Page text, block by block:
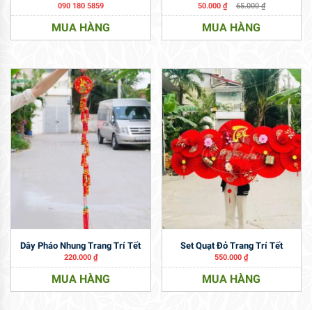
090 180 5859
MUA HÀNG
50.000 ₫ 65.000₫
MUA HÀNG
Dây Pháo Nhung Trang Trí Tết
220.000 ₫
MUA HÀNG
Set Quạt Đỏ Trang Trí Tết
550.000₫
MUA HÀNG